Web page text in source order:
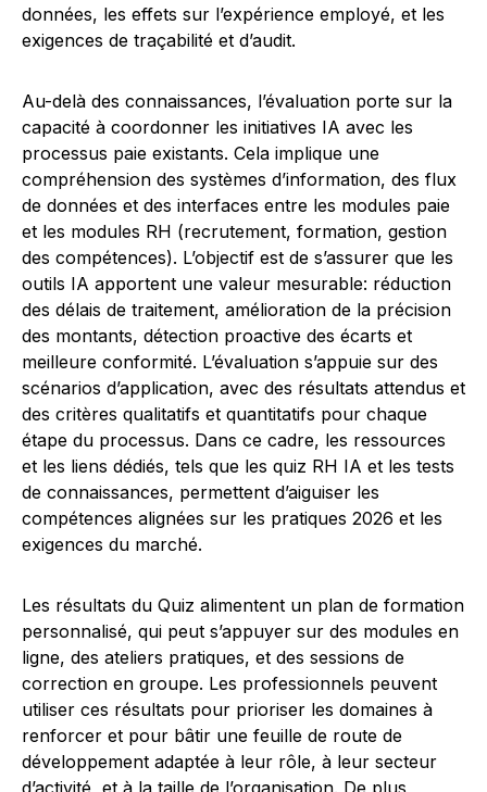
données, les effets sur l’expérience employé, et les
exigences de traçabilité et d’audit.
Au-delà des connaissances, l’évaluation porte sur la
capacité à coordonner les initiatives IA avec les
processus paie existants. Cela implique une
compréhension des systèmes d’information, des flux
de données et des interfaces entre les modules paie
et les modules RH (recrutement, formation, gestion
des compétences). L’objectif est de s’assurer que les
outils IA apportent une valeur mesurable: réduction
des délais de traitement, amélioration de la précision
des montants, détection proactive des écarts et
meilleure conformité. L’évaluation s’appuie sur des
scénarios d’application, avec des résultats attendus et
des critères qualitatifs et quantitatifs pour chaque
étape du processus. Dans ce cadre, les ressources
et les liens dédiés, tels que les quiz RH IA et les tests
de connaissances, permettent d’aiguiser les
compétences alignées sur les pratiques 2026 et les
exigences du marché.
Les résultats du Quiz alimentent un plan de formation
personnalisé, qui peut s’appuyer sur des modules en
ligne, des ateliers pratiques, et des sessions de
correction en groupe. Les professionnels peuvent
utiliser ces résultats pour prioriser les domaines à
renforcer et pour bâtir une feuille de route de
développement adaptée à leur rôle, à leur secteur
d’activité, et à la taille de l’organisation. De plus,